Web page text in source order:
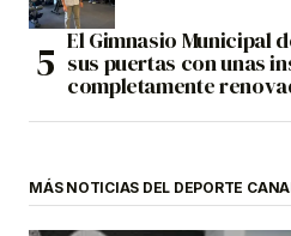
El Gimnasio Municipal
sus puertas con unas
completamente
MÁS NOTICIAS DEL DEPORTE